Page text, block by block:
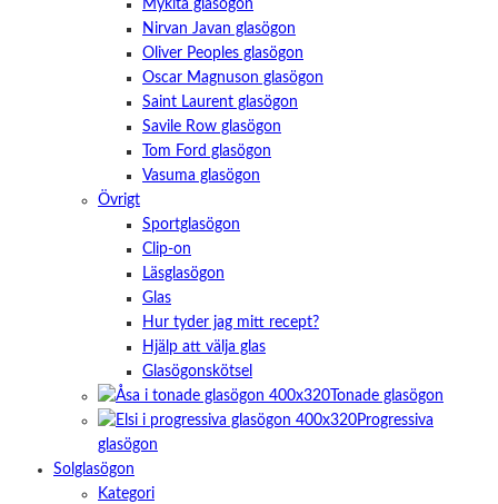
Mykita glasögon
Nirvan Javan glasögon
Oliver Peoples glasögon
Oscar Magnuson glasögon
Saint Laurent glasögon
Savile Row glasögon
Tom Ford glasögon
Vasuma glasögon
Övrigt
Sportglasögon
Clip-on
Läsglasögon
Glas
Hur tyder jag mitt recept?
Hjälp att välja glas
Glasögonskötsel
Tonade glasögon
Progressiva
glasögon
Solglasögon
Kategori